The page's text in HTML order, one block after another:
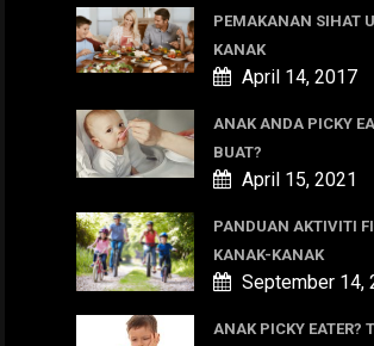
PEMAKANAN SIHAT
KANAK
April 14, 2017
ANAK ANDA PICKY
BUAT?
April 15, 2021
PANDUAN AKTIVITI
KANAK-KANAK
September 14,
ANAK PICKY EATER?